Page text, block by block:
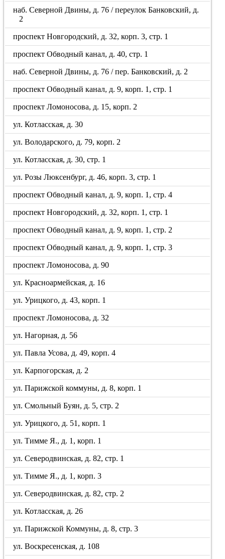
наб. Северной Двины, д. 76 / переулок Банковский, д.
2
проспект Новгородский, д. 32, корп. 3, стр. 1
проспект Обводный канал, д. 40, стр. 1
наб. Северной Двины, д. 76 / пер. Банковский, д. 2
проспект Обводный канал, д. 9, корп. 1, стр. 1
проспект Ломоносова, д. 15, корп. 2
ул. Котласская, д. 30
ул. Володарского, д. 79, корп. 2
ул. Котласская, д. 30, стр. 1
ул. Розы Люксенбург, д. 46, корп. 3, стр. 1
проспект Обводный канал, д. 9, корп. 1, стр. 4
проспект Новгородский, д. 32, корп. 1, стр. 1
проспект Обводный канал, д. 9, корп. 1, стр. 2
проспект Обводный канал, д. 9, корп. 1, стр. 3
проспект Ломоносова, д. 90
ул. Красноармейская, д. 16
ул. Урицкого, д. 43, корп. 1
проспект Ломоносова, д. 32
ул. Нагорная, д. 56
ул. Павла Усова, д. 49, корп. 4
ул. Карпогорская, д. 2
ул. Парижской коммуны, д. 8, корп. 1
ул. Смольный Буян, д. 5, стр. 2
ул. Урицкого, д. 51, корп. 1
ул. Тимме Я., д. 1, корп. 1
ул. Северодвинская, д. 82, стр. 1
ул. Тимме Я., д. 1, корп. 3
ул. Северодвинская, д. 82, стр. 2
ул. Котласская, д. 26
ул. Парижской Коммуны, д. 8, стр. 3
ул. Воскресенская, д. 108